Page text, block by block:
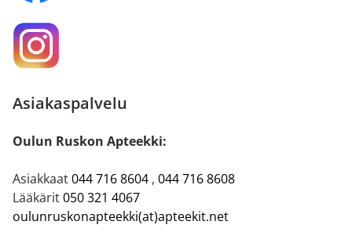
Asiakaspalvelu
Oulun Ruskon Apteekki:
Asiakkaat044 716 8604 , 044 716 8608
Lääkärit050 321 4067
oulunruskonapteekki(at)apteekit.net